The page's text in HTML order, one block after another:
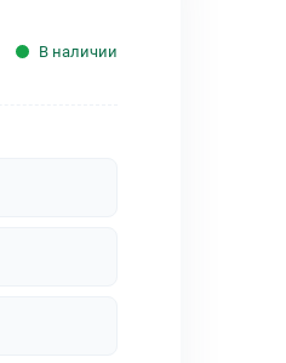
В наличии